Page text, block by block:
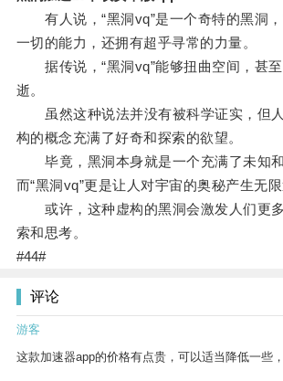
有人说，“黑洞vq”是一个奇特的黑洞，
一切的能力，还拥有超乎寻常的力量。
据传说，“黑洞vq”能够扭曲空间，甚至
逝。
虽然这种说法并没有被科学证实，但
构的概念充满了好奇和探索的欲望。
毕竟，黑洞本身就是一个充满了未知和
而“黑洞vq”更是让人对宇宙的奥秘产生无限
或许，这种虚构的黑洞会激发人们更
索和思考。
#44#
评论
游客
这款加速器app的价格有点贵，可以适当降低一些